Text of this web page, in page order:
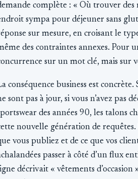
complète : « Où trouver
sympa pour déjeuner sans
sur mesure, en croisant le
des contraintes annexes. Pour
sur un mot clé, mais sur
conséquence business est
sont pas à jour, si vous n’avez pas
des années 90, les talons
nouvelle génération de
vous publiez et de ce que vos
passer à côté d’un flux
décrivait « vêtements